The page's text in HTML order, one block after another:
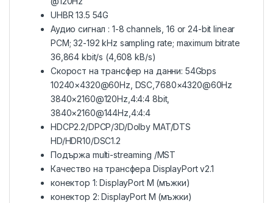
UHBR 13.5 54G
Аудио сигнал : 1-8 channels, 16 or 24-bit linear
PCM; 32-192 kHz sampling rate; maximum bitrate
36,864 kbit/s (4,608 kB/s)
Скорост на трансфер на данни: 54Gbps
10240×4320@60Hz, DSC,7680×4320@60Hz
3840×2160@120Hz,4:4:4 8bit,
3840×2160@144Hz,4:4:4
HDCP2.2/DPCP/3D/Dolby MAT/DTS
HD/HDR10/DSC1.2
Подържа multi-streaming /MST
Качество на трансфера DisplayPort v2.1
конектор 1: DisplayPort M (мъжки)
конектор 2: DisplayPort M (мъжки)